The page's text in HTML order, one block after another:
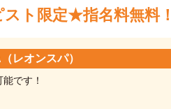
スト限定★指名料無料！
レオンスパ）
です！